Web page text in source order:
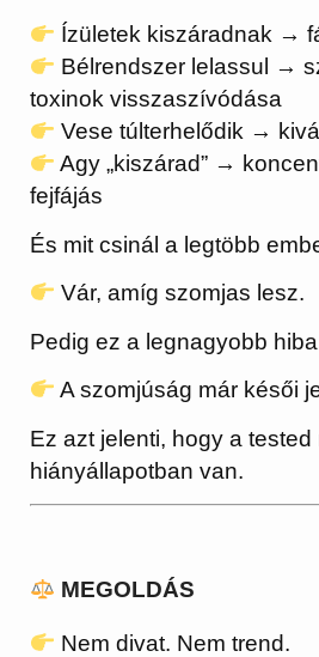
Ízületek kiszáradnak →
Bélrendszer lelassul →
toxinok visszaszívódása
Vese túlterhelődik →
Agy „kiszárad” →
fejfájás
És mit csinál a legtöbb
Vár, amíg szomjas lesz.
Pedig ez a legnagyobb
A szomjúság már késői
Ez azt jelenti, hogy a tested
hiányállapotban van.
MEGOLDÁS
Nem divat. Nem trend.